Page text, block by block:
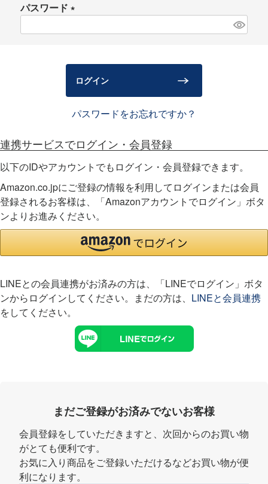
パスワード
)
ログイン
パスワードをお忘れですか？
連携サービスでログイン・会員登録
以下のIDやアカウントでもログイン・会員登録できます。
Amazon.co.jpにご登録の情報を利用してログインまたは会員
登録されるお客様は、「Amazonアカウントでログイン」ボタ
ンよりお進みください。
LINEとの会員連携がお済みの方は、「LINEでログイン」ボタ
ンからログインしてください。まだの方は、 LINEと会員連携
をしてください。
まだご登録がお済みでないお客様
会員登録をしていただきますと、次回からのお買い物
がとても便利です。
お気に入り商品をご登録いただけるなどお買い物が便
利になります。